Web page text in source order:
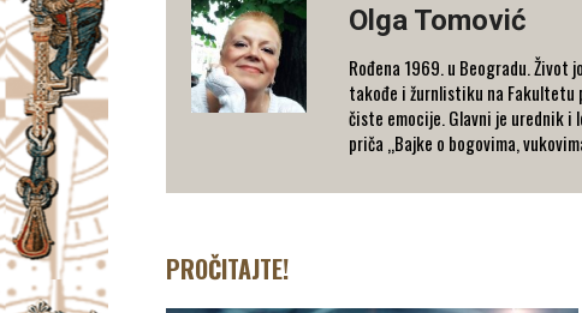
Olga Tomović
Rođena 1969. u Beogradu. Život
takođe i žurnlistiku na Fakultetu
čiste emocije. Glavni je urednik i
priča „Bajke o bogovima,
PROČITAJTE!